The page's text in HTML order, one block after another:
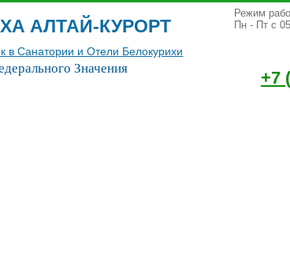
АЛТАЙ-КУРОРТ
в Санатории и Отели Белокурихи
Значения
Режим
Пн - Пт с
+7